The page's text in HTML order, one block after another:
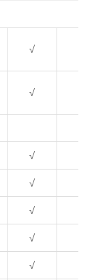
SITE
√
√
√
√
√
√
√